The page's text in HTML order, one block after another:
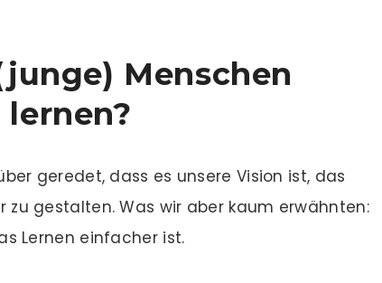
Menschen
geredet, dass es unsere Vision ist, das
gestalten. Was wir aber kaum erwähnten:
Lernen einfacher ist.